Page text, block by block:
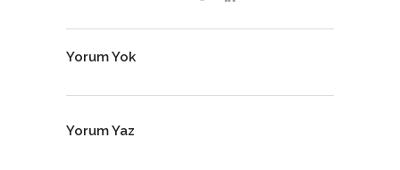
Yorum Yok
Yorum Yaz